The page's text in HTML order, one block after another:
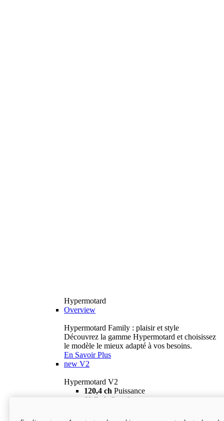
Hypermotard
Overview
Hypermotard Family : plaisir et style
Découvrez la gamme Hypermotard et choisissez
le modèle le mieux adapté à vos besoins.
En Savoir Plus
new V2
Hypermotard V2
120,4 ch Puissance
69 lb-ft
Couple
18 895 $